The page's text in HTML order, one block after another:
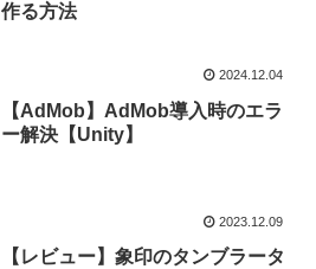
作る方法
2024.12.04
【AdMob】AdMob導入時のエラ
ー解決【Unity】
2023.12.09
【レビュー】象印のタンブラータ